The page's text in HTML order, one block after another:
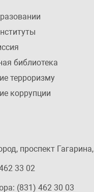
библиотека
терроризму
коррупции
проспект Гагарина,
33 02
(831) 462 30 03